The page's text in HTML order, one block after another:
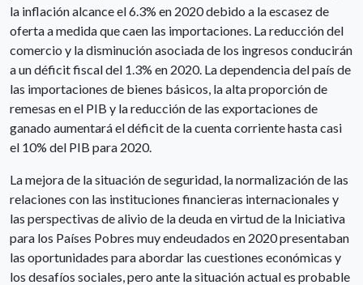
la inflación alcance el 6.3% en 2020 debido a la escasez de
oferta a medida que caen las importaciones. La reducción del
comercio y la disminución asociada de los ingresos conducirán
a un déficit fiscal del 1.3% en 2020. La dependencia del país de
las importaciones de bienes básicos, la alta proporción de
remesas en el PIB y la reducción de las exportaciones de
ganado aumentará el déficit de la cuenta corriente hasta casi
el 10% del PIB para 2020.
La mejora de la situación de seguridad, la normalización de las
relaciones con las instituciones financieras internacionales y
las perspectivas de alivio de la deuda en virtud de la Iniciativa
para los Países Pobres muy endeudados en 2020 presentaban
las oportunidades para abordar las cuestiones económicas y
los desafíos sociales, pero ante la situación actual es probable